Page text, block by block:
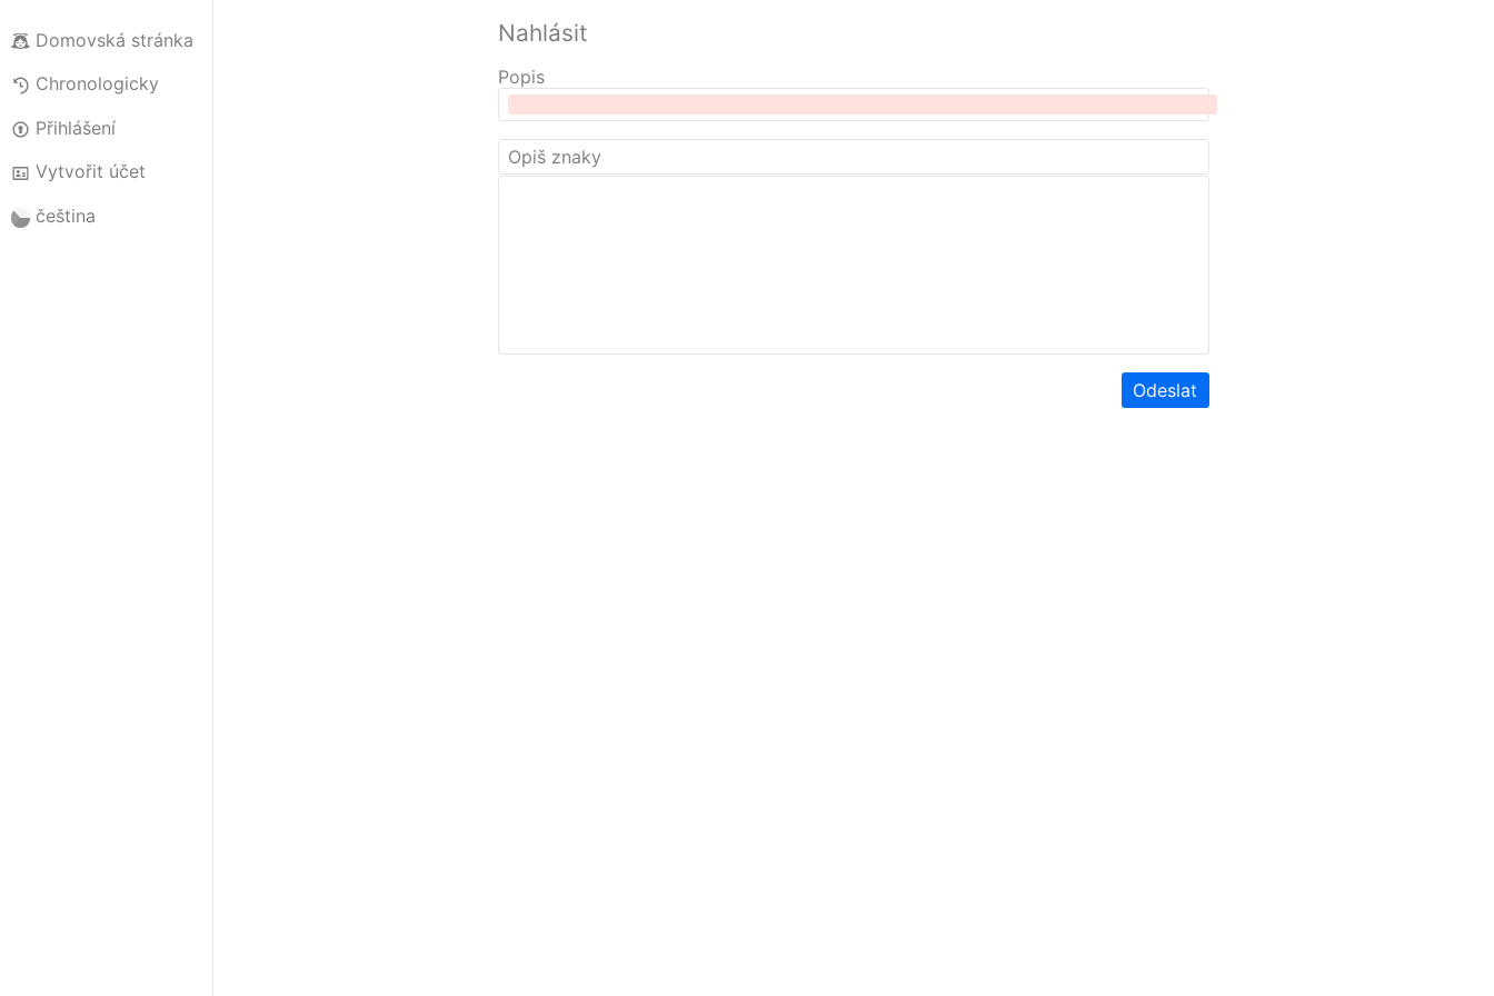
Domovská stránka
Chronologicky
Přihlášení
Vytvořit účet
čeština
Nahlásit
Popis
Odeslat